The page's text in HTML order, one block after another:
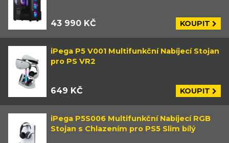
43 990 KČ KOUPIT
iPega P5 V001 Multifunkční Nabíjecí Stojan
pro PS VR2
649 KČ KOUPIT
iPega P5S006 Multifunkční Nabíjecí RGB
Stojan s Chlazením pro PS5 Slim bílý